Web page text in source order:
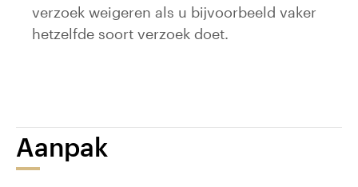
verzoek weigeren als u bijvoorbeeld vaker
hetzelfde soort verzoek doet.
Aanpak